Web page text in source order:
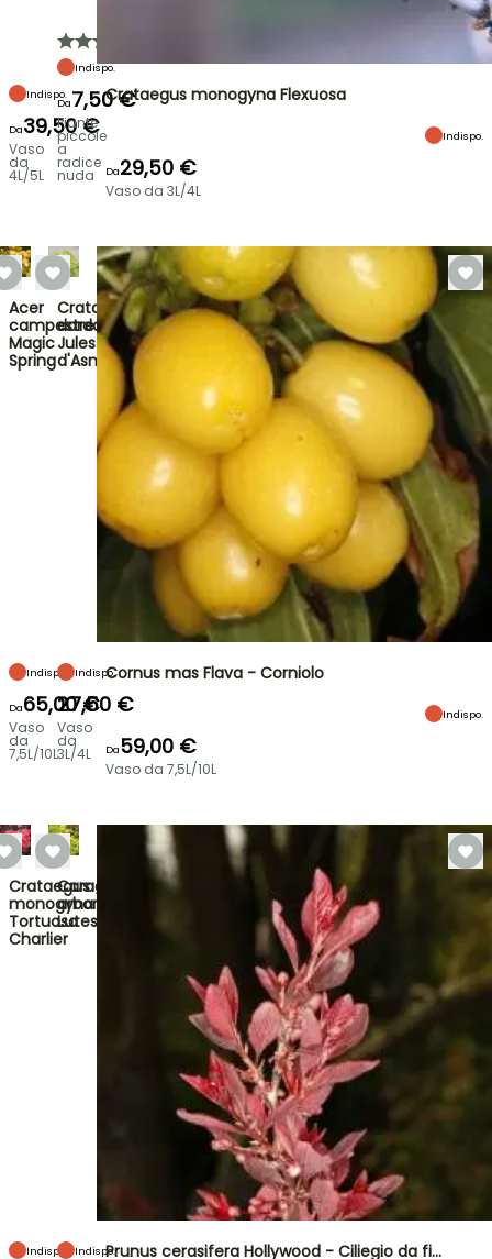
Indispo.
Da39,50 €
Vaso
da
4L/5L
Indispo.
Da7,50 €
Piante
piccole
a
radice
nuda
Crataegus monogyna Flexuosa
Indispo.
Da29,50 €
Vaso da 3L/4L
Acer
campestre
Magic
Spring
Indispo.
Da65,00 €
Vaso
da
7,5L/10L
Crataegomespilus
dardarii
Jules
d'Asniè…
Indispo.
27,50 €
Vaso
da
3L/4L
Cornus mas Flava - Corniolo
Indispo.
Da59,00 €
Vaso da 7,5L/10L
Crataegus
monogyna
Tortuosa
Charlier
Indispo.
Caragana
arborescens
Lutescens
Indispo.Prunus cerasifera Hollywood - Ciliegio da fi…